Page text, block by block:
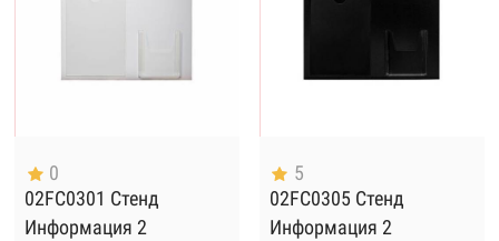
0
02FC0301 Стенд
Информация 2
5
02FC0305 Стенд
Информация 2